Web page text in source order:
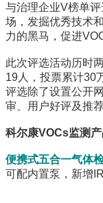
与治理企业V榜单
场，发掘优秀技术
力的黑马，促进
此次评选活动历时
19人，投票累计30
评选除了设置公开
审、用户好评及推
科尔康VOCs监测产
便携式五合一气体
可配内置泵，新增